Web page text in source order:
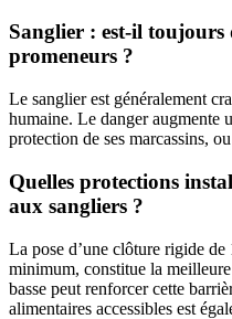
Sanglier : est-il toujours
promeneurs ?
Le sanglier est généralement
humaine. Le danger augmente
protection de ses marcassins,
Quelles protections
aux sangliers ?
La pose d’une clôture rigide
minimum, constitue la
basse peut renforcer cette
alimentaires accessibles est